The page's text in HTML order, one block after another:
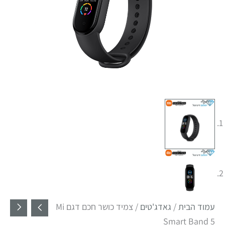
עמוד הבית/ גאדג'טים
/ צמיד כושר חכם דגם Mi
Smart Band 5